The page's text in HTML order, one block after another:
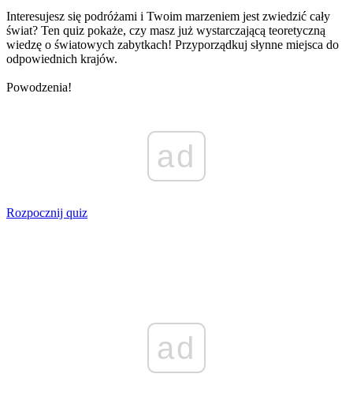
Interesujesz się podróżami i Twoim marzeniem jest zwiedzić cały
świat? Ten quiz pokaże, czy masz już wystarczającą teoretyczną
wiedzę o światowych zabytkach! Przyporządkuj słynne miejsca do
odpowiednich krajów.
Powodzenia!
ad
Rozpocznij quiz
ad